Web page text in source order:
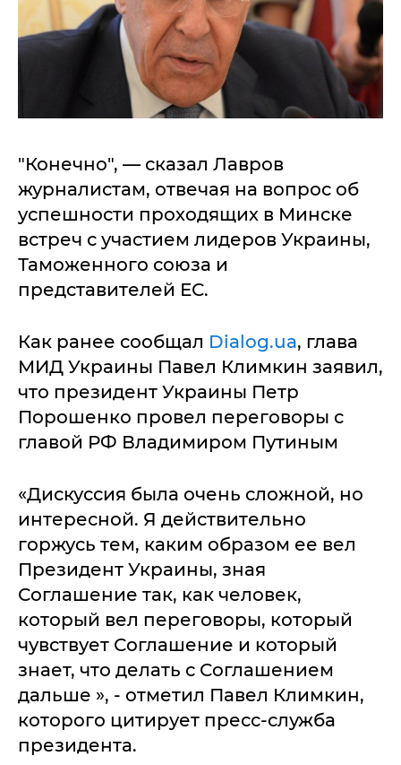
"Конечно", — сказал Лавров
журналистам, отвечая на вопрос об
успешности проходящих в Минске
встреч с участием лидеров Украины,
Таможенного союза и
представителей ЕС.
Как ранее сообщал Dialog.ua, глава
МИД Украины Павел Климкин заявил,
что президент Украины Петр
Порошенко провел переговоры с
главой РФ Владимиром Путиным
«Дискуссия была очень сложной, но
интересной. Я действительно
горжусь тем, каким образом ее вел
Президент Украины, зная
Соглашение так, как человек,
который вел переговоры, который
чувствует Соглашение и который
знает, что делать с Соглашением
дальше », - отметил Павел Климкин,
которого цитирует пресс-служба
президента.